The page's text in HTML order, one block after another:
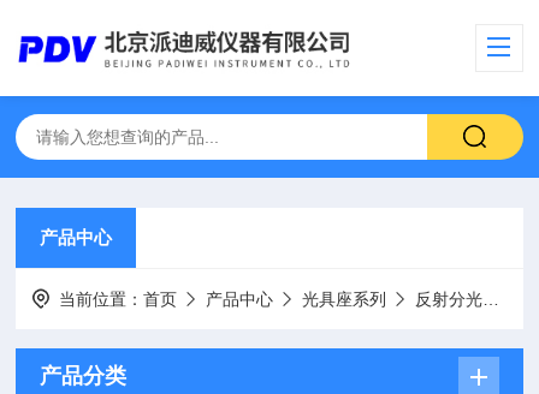
产品中心
当前位置：首页 产品中心 光具座系列 反射分光镜架
产品分类